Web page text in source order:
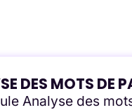
DES MOTS DE
Analyse des